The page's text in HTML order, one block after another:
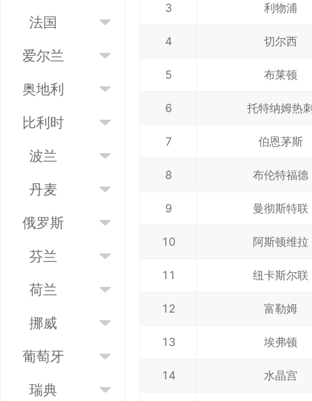
法国
爱尔兰
奥地利
比利时
波兰
丹麦
俄罗斯
芬兰
荷兰
挪威
葡萄牙
瑞典
3 利物浦
4 切尔西
5 布莱顿
6 托特纳姆热
7 伯恩茅斯
8 布伦特福德
9 曼彻斯特联
10 阿斯顿维拉
11 纽卡斯尔联
12 富勒姆
13 埃弗顿
14 水晶宫